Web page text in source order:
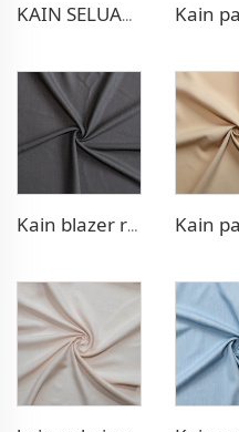
KAIN SELUAR REGANGAN POLI RAYON
Kain blazer regang TR